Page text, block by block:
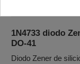
1N4733 diodo
DO‑41
Diodo Zener de